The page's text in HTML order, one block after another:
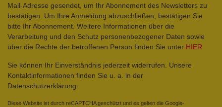
Mail-Adresse gesendet, um Ihr Abonnement des Newsletters zu
bestätigen. Um Ihre Anmeldung abzuschließen, bestätigen Sie
bitte Ihr Abonnement. Weitere Informationen über die
Verarbeitung und den Schutz personenbezogener Daten sowie
über die Rechte der betroffenen Person finden Sie unter HIER
Sie können Ihr Einverständnis jederzeit widerrufen. Unsere
Kontaktinformationen finden Sie u. a. in der
Datenschutzerklärung.
Diese Website ist durch reCAPTCHA geschützt und es gelten die Google-